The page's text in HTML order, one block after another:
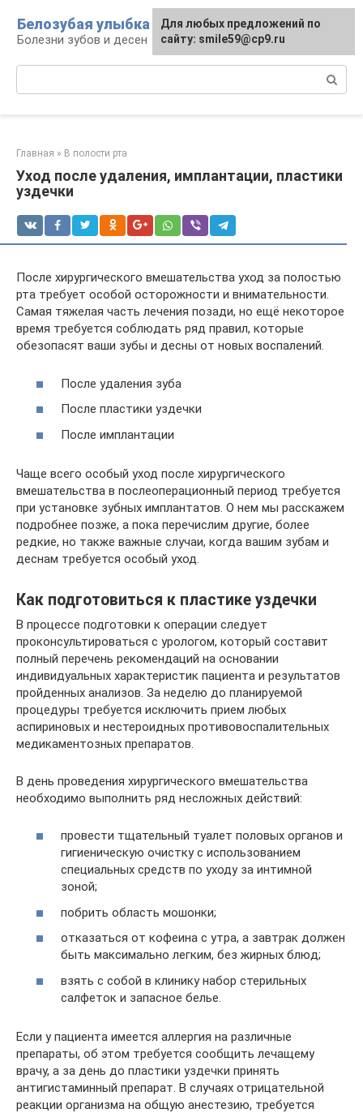
контенту
Белозубая улыбка
Болезни зубов и десен
Главная » В полости рта
Уход после удаления, имплантации, пластики
уздечки
После хирургического вмешательства уход за полостью
рта требует особой осторожности и внимательности.
Самая тяжелая часть лечения позади, но ещё некоторое
время требуется соблюдать ряд правил, которые
обезопасят ваши зубы и десны от новых воспалений.
После удаления зуба
После пластики уздечки
После имплантации
Чаще всего особый уход после хирургического
вмешательства в послеоперационный период требуется
при установке зубных имплантатов. О нем мы расскажем
подробнее позже, а пока перечислим другие, более
редкие, но также важные случаи, когда вашим зубам и
деснам требуется особый уход.
Как подготовиться к пластике уздечки
В процессе подготовки к операции следует
проконсультироваться с урологом, который составит
полный перечень рекомендаций на основании
индивидуальных характеристик пациента и результатов
пройденных анализов. За неделю до планируемой
процедуры требуется исключить прием любых
аспириновых и нестероидных противовоспалительных
медикаментозных препаратов.
В день проведения хирургического вмешательства
необходимо выполнить ряд несложных действий:
провести тщательный туалет половых органов и
гигиеническую очистку с использованием
специальных средств по уходу за интимной
зоной;
побрить область мошонки;
отказаться от кофеина с утра, а завтрак должен
быть максимально легким, без жирных блюд;
взять с собой в клинику набор стерильных
салфеток и запасное белье.
Если у пациента имеется аллергия на различные
препараты, об этом требуется сообщить лечащему
врачу, а за день до пластики уздечки принять
антигистаминный препарат. В случаях отрицательной
реакции организма на общую анестезию, требуется
Для любых предложений по
сайту: smile59@cp9.ru